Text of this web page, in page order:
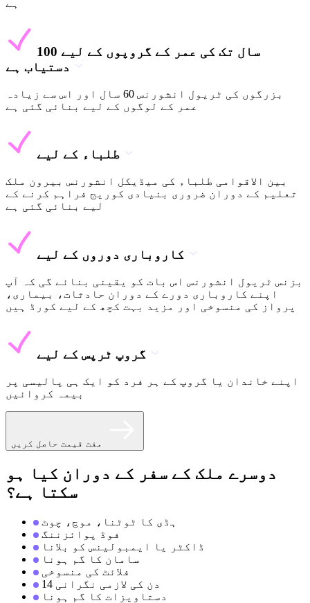
ہے
100 سال تک کی عمر کے گروپوں کے لیے
دستیاب ہے
بزرگوں کی ٹریول انشورنس 60 سال اور اس سے زیادہ
عمر کے لوگوں کے لیے بنائی گئی ہے
طلباء کے لیے
بین الاقوامی طلباء کی میڈیکل انشورنس بیرون ملک
تعلیم کے دوران ضروری بنیادی کوریج فراہم کرنے کے
لیے بنائی گئی ہے
کاروباری دوروں کے لیے
بزنس ٹریول انشورنس اس بات کو یقینی بنائے گی کہ آپ
اپنے کاروباری دورے کے دوران حادثات، بیماری،
پرواز کی منسوخی اور مزید بہت کچھ کے لیے کورڈ ہیں
گروپ ٹرپس کے لیے
اپنے خاندان یا گروپ کے ہر فرد کو ایک ہی پالیسی پر
بیمہ کروائیں
مفت قیمت حاصل کریں
دوسرے ملک کے سفر کے دوران کیا ہو
سکتا ہے؟
ہڈی کا ٹوٹنا، موچ، چوٹ
فوڈ پوائزننگ
ڈاکٹر یا ایمبولینس کو بلانا
سامان کا گم ہونا
فلائٹ کی منسوخی
14 دن کی لازمی نگرانی
دستاویزات کا گم ہونا